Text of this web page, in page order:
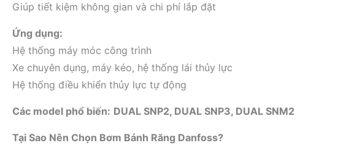
Giúp tiết kiệm không gian và chi phí lắp đặt
Ứng dụng:
Hệ thống máy móc công trình
Xe chuyên dụng, máy kéo, hệ thống lái thủy lực
Hệ thống điều khiển thủy lực tự động
Các model phổ biến: DUAL SNP2, DUAL SNP3, DUAL SNM2
Tại Sao Nên Chọn Bơm Bánh Răng Danfoss?